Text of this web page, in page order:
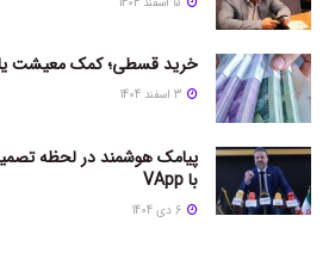
خرید قسطی؛ کمک معیشت
پیامک هوشمند در لحظه
با VApp